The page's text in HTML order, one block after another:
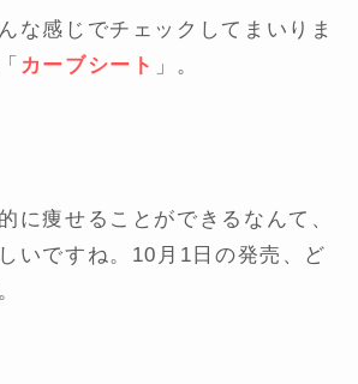
な感じでチェックしてまいりま
カーブシート 」。
に痩せることができるなんて、
いですね。10月1日の発売、ど